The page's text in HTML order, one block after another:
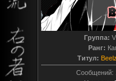
Группа:
Ранг:
Титул:
Сообщений: